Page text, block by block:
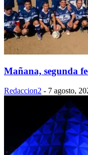
Mañana, segunda
Redaccion2 - 7 agosto,